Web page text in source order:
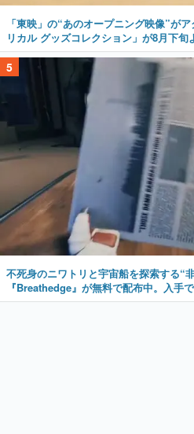
「東映」の“あのオープニング映像”が
リカル グッズコレクション」が8月下旬
5
不死身のニワトリと宇宙船を探索する“
『Breathedge』が無料で配布中。入手